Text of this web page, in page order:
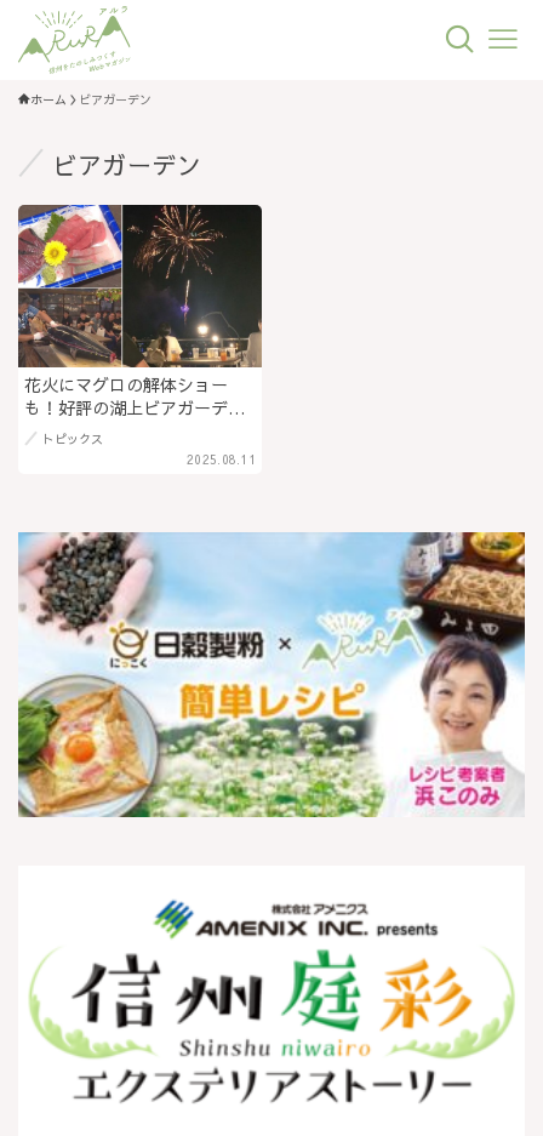
ホーム ビアガーデン
ビアガーデン
花火にマグロの解体ショー
も！好評の湖上ビアガーデ
ン 鮮魚卸『丸松水産』が手
掛ける「海の幸」×「諏訪の魅
2025.08.11
トピックス